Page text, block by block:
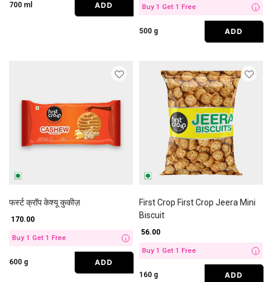
700 ml
ADD Buy 1 Get 1 Free i
500 g ADD
फर्स्ट क्रॉप केश्यू कुकीज़
₹ 170.00
Buy 1 Get 1 Free i
600 g ADD
First Crop First Crop Jeera Mini
Biscuit
₹ 56.00
Buy 1 Get 1 Free i
160 g ADD